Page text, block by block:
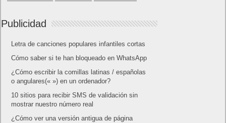
Publicidad
Letra de canciones populares infantiles cortas
Cómo saber si te han bloqueado en WhatsApp
¿Cómo escribir la comillas latinas / españolas
o angulares(« ») en un ordenador?
10 sitios para recibir SMS de validación sin
mostrar nuestro número real
¿Cómo ver una versión antigua de página